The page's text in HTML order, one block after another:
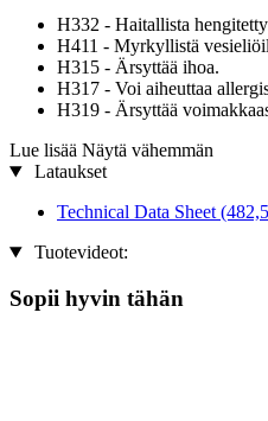
H332 - Haitallista
H411 - Myrkyllistä
H315 - Ärsyttää ihoa.
H317 - Voi aiheuttaa
H319 - Ärsyttää
Lue lisää Näytä vähemmän
Lataukset
Technical Data Sheet
Tuotevideot:
Sopii hyvin tähän